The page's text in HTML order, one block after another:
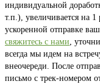
индивидуальной
т.п.), увеличивается на
ускоренной отправке
свяжитесь с нами,
всегда мы идем на
внеочереди. После
письмо с трек-номером